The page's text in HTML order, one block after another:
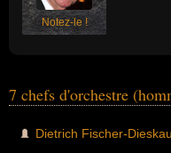
Notez-le !
7 chefs d'orchestre
Dietrich Fischer-Dieskau